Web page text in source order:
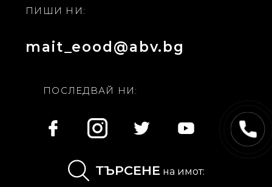
ПИШИ НИ:
mait_eood@abv.bg
ПОСЛЕДВАЙ НИ:
ТЪРСЕНЕ на имот: